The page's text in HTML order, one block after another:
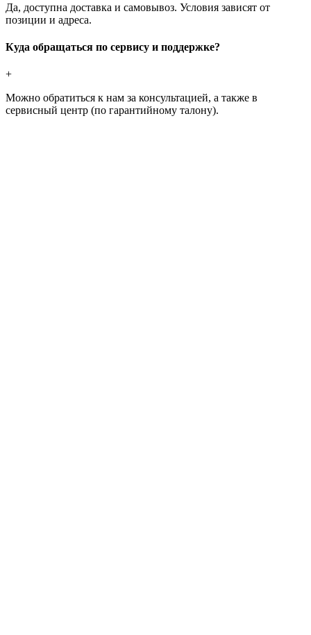
Да, доступна доставка и самовывоз. Условия зависят от
позиции и адреса.
Куда обращаться по сервису и поддержке?
+
Можно обратиться к нам за консультацией, а также в
сервисный центр (по гарантийному талону).